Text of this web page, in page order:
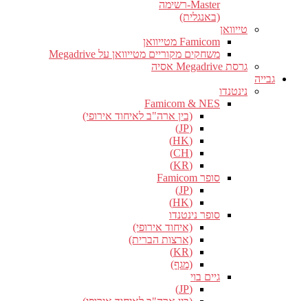
Master-רשימה
(באנגלית)
טייוואן
Famicom מטייוואן
משחקים מקוריים מטייוואן על Megadrive
גרסת Megadrive אסיה
גבייה
נינטנדו
Famicom & NES
(בין ארה"ב לאיחוד אירופי)
(JP)
(HK)
(CH)
(KR)
סופר Famicom
(JP)
(HK)
סופר נינטנדו
(איחוד אירופי)
(ארצות הברית)
(KR)
(מגף)
גיים בוי
(JP)